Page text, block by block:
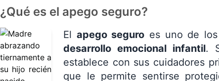
¿Qué es el apego seguro?
El apego seguro es uno de
desarrollo emocional infantil.
establece con sus cuidadores
que le permite sentirse